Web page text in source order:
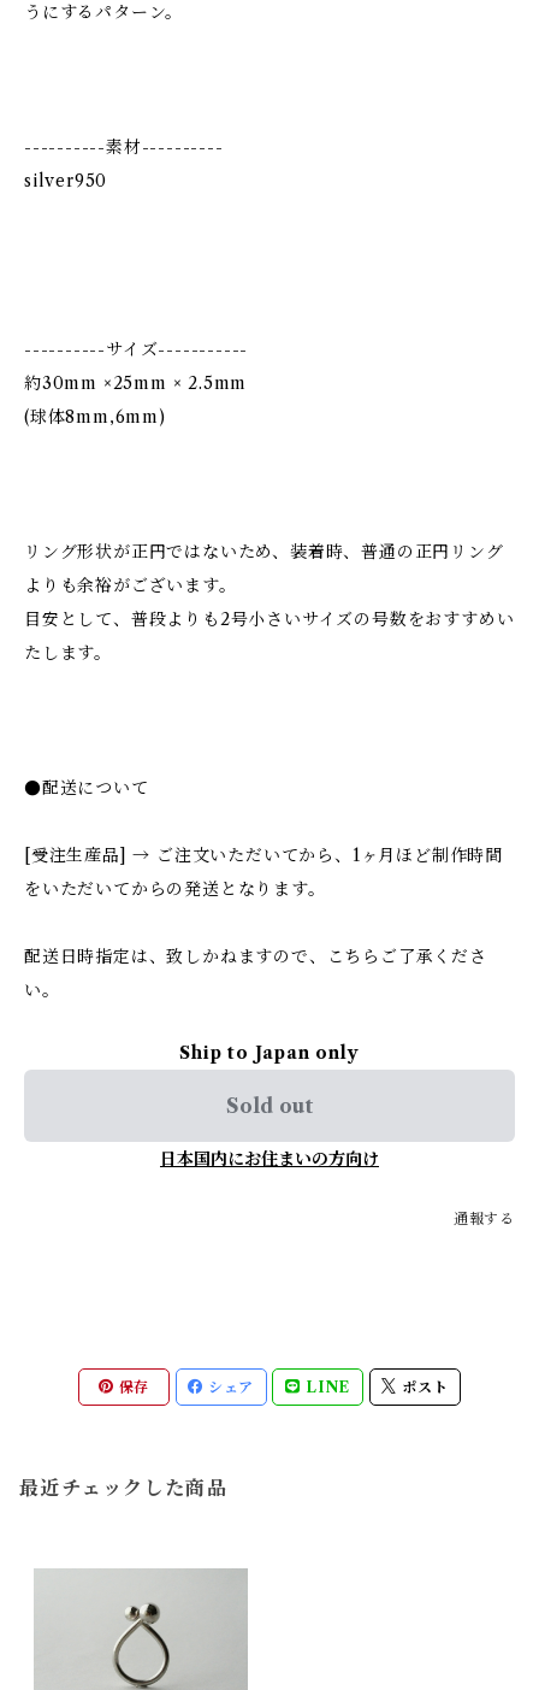
うにするパターン。
----------素材----------
silver950
----------サイズ-----------
約30mm ×25mm × 2.5mm
(球体8mm,6mm)
リング形状が正円ではないため、装着時、普通の正円リング
よりも余裕がございます。
目安として、普段よりも2号小さいサイズの号数をおすすめい
たします。
●配送について
[受注生産品] → ご注文いただいてから、1ヶ月ほど制作時間
をいただいてからの発送となります。
配送日時指定は、致しかねますので、こちらご了承くださ
い。
Ship to Japan only
Sold out
日本国内にお住まいの方向け
通報する
保存 シェア LINE ポスト
最近チェックした商品